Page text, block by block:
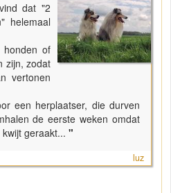
dat "2
helemaal
of
zijn, zodat
vertonen
een herplaatser, die durven
de eerste weken omdat
geraakt... "
luz